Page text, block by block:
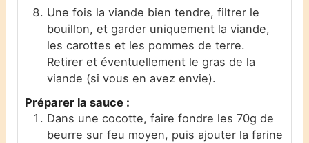
Une fois la viande bien tendre, filtrer le
bouillon, et garder uniquement la viande,
les carottes et les pommes de terre.
Retirer et éventuellement le gras de la
viande (si vous en avez envie).
Préparer la sauce :
Dans une cocotte, faire fondre les 70g de
beurre sur feu moyen, puis ajouter la farine